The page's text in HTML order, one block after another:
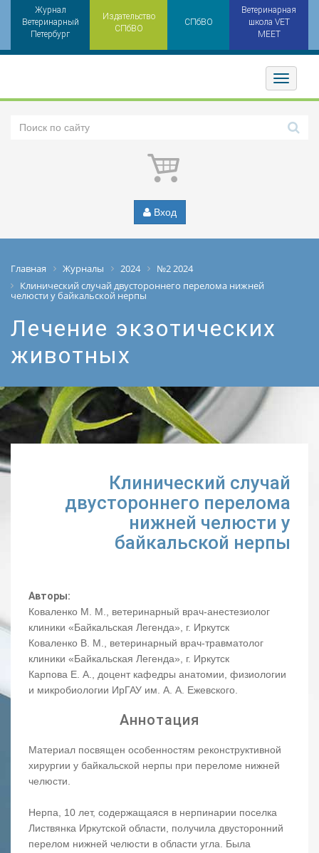
Журнал
Ветеринарный
Петербург
Издательство
СПбВО
СПбВО
Ветеринарная
школа VET
MEET
Toggler
Вход
Главная Журналы 2024
№2 2024
Клинический случай двустороннего перелома нижней
челюсти у байкальской нерпы
Лечение экзотических
животных
Клинический случай
двустороннего перелома
нижней челюсти у
байкальской нерпы
Авторы:
Коваленко М. М., ветеринарный врач-анестезиолог
клиники «Байкальская Легенда», г. Иркутск
Коваленко В. М., ветеринарный врач-травматолог
клиники «Байкальская Легенда», г. Иркутск
Карпова Е. А., доцент кафедры анатомии, физиологии
и микробиологии ИрГАУ им. А. А. Ежевского.
Аннотация
Материал посвящен особенностям реконструктивной
хирургии у байкальской нерпы при переломе нижней
челюсти.
Нерпа, 10 лет, содержащаяся в нерпинарии поселка
Листвянка Иркутской области, получила двусторонний
перелом нижней челюсти в области угла. Была